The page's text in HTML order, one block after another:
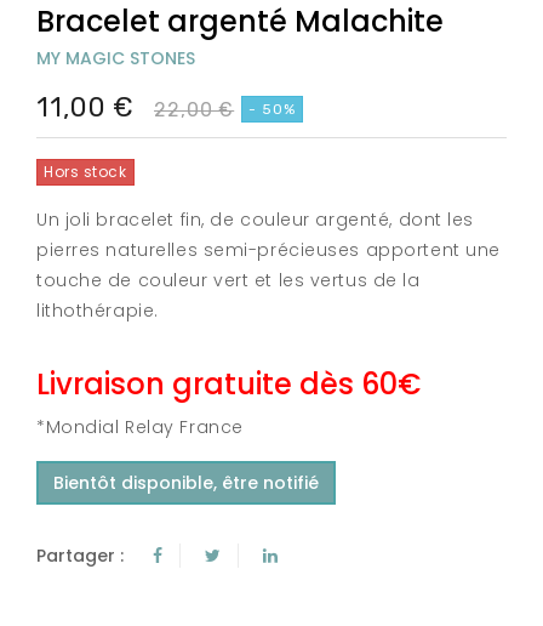
Bracelet argenté Malachite
MY MAGIC STONES
11,00 € 22,00 € - 50%
Hors stock
Un joli bracelet fin, de couleur argenté, dont les
pierres naturelles semi-précieuses apportent une
touche de couleur vert et les vertus de la
lithothérapie.
Livraison gratuite dès 60€
*Mondial Relay France
Bientôt disponible, être notifié
Partager :